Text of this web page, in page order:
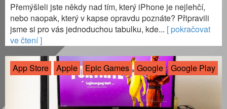
Přemýšleli jste někdy nad tím, který iPhone je nejlehčí,
nebo naopak, který v kapse opravdu poznáte? Připravili
jsme si pro vás jednoduchou tabulku, kde... [ pokračovat
ve čtení ]
App Store Apple Epic Games Google Google Play